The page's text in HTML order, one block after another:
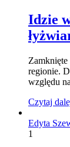
Idzie
Zamknięte
regionie.
względu
Czytaj
Edyta
1